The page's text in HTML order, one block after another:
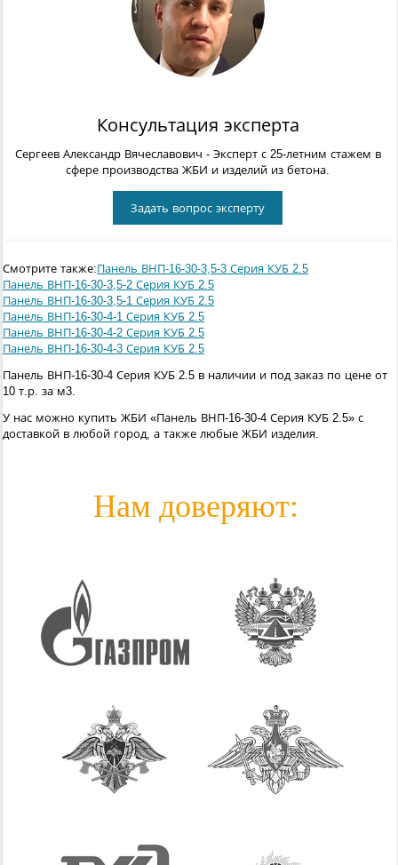
Консультация эксперта
Сергеев Александр Вячеславович - Эксперт с 25-летним стажем в
сфере производства ЖБИ и изделий из бетона.
Задать вопрос эксперту
Смотрите также:Панель ВНП-16-30-3,5-3 Серия КУБ 2.5
Панель ВНП-16-30-3,5-2 Серия КУБ 2.5
Панель ВНП-16-30-3,5-1 Серия КУБ 2.5
Панель ВНП-16-30-4-1 Серия КУБ 2.5
Панель ВНП-16-30-4-2 Серия КУБ 2.5
Панель ВНП-16-30-4-3 Серия КУБ 2.5
Панель ВНП-16-30-4 Серия КУБ 2.5 в наличии и под заказ по цене от
10 т.р. за м3.
У нас можно купить ЖБИ «Панель ВНП-16-30-4 Серия КУБ 2.5» с
доставкой в любой город, а также любые ЖБИ изделия.
Нам доверяют: